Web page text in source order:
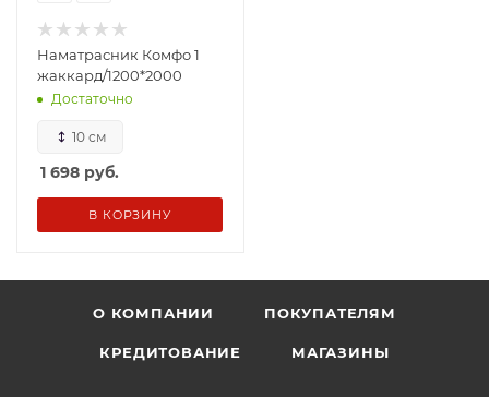
Наматрасник Комфо 1
жаккард/1200*2000
Достаточно
10 см
1 698 руб.
В КОРЗИНУ
О КОМПАНИИ ПОКУПАТЕЛЯМ
КРЕДИТОВАНИЕ МАГАЗИНЫ